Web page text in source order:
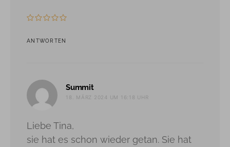
ANTWORTEN
Summitsagt:
18. MÄRZ 2024 UM 16:18 UHR
Liebe Tina,
sie hat es schon wieder getan. Sie hat